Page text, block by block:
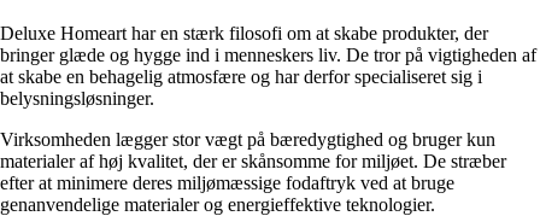
Deluxe Homeart har en stærk filosofi om at skabe produkter, der
bringer glæde og hygge ind i menneskers liv. De tror på vigtigheden af
at skabe en behagelig atmosfære og har derfor specialiseret sig i
belysningsløsninger.
Virksomheden lægger stor vægt på bæredygtighed og bruger kun
materialer af høj kvalitet, der er skånsomme for miljøet. De stræber
efter at minimere deres miljømæssige fodaftryk ved at bruge
genanvendelige materialer og energieffektive teknologier.